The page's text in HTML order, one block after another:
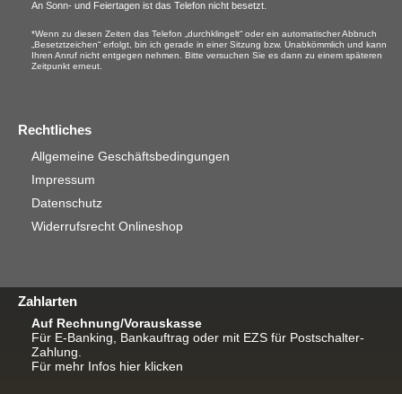
An Sonn- und Feiertagen ist das Telefon nicht besetzt.
*Wenn zu diesen Zeiten das Telefon „durchklingelt“ oder ein automatischer Abbruch
„Besetztzeichen“ erfolgt, bin ich gerade in einer Sitzung bzw. Unabkömmlich und kann
Ihren Anruf nicht entgegen nehmen. Bitte versuchen Sie es dann zu einem späteren
Zeitpunkt erneut.
Rechtliches
Allgemeine Geschäftsbedingungen
Impressum
Datenschutz
Widerrufsrecht Onlineshop
Zahlarten
Auf Rechnung/Vorauskasse
Für E-Banking, Bankauftrag oder mit EZS für Postschalter-
Zahlung.
Für mehr Infos hier klicken